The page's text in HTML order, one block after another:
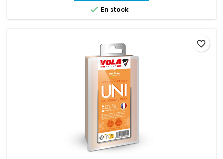
 En stock
favorite_border